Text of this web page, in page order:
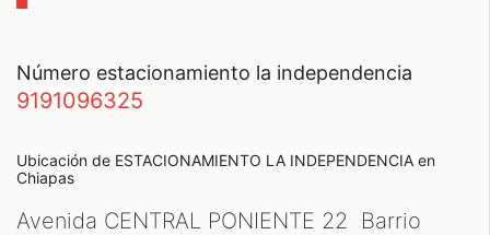
número estacionamiento la independencia
9191096325
Ubicación de ESTACIONAMIENTO LA INDEPENDENCIA en
Chiapas
Avenida CENTRAL PONIENTE 22 Barrio